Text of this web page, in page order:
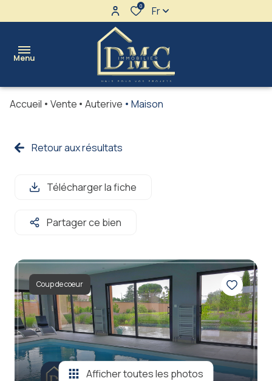
0 Fr
Menu
appartements
Ventes
locations
estimation
nos
prestations
contact
Accueil Vente Auterive Maison
Retour aux résultats
Télécharger la fiche
Partager ce bien
Coup de coeur
Afficher toutes les photos